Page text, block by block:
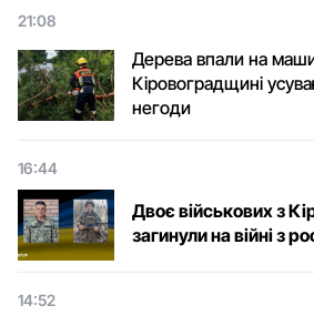
21:08
Дерева впали на
Кіровоградщині
негоди
16:44
Двоє військових з
загинули на війні з
14:52